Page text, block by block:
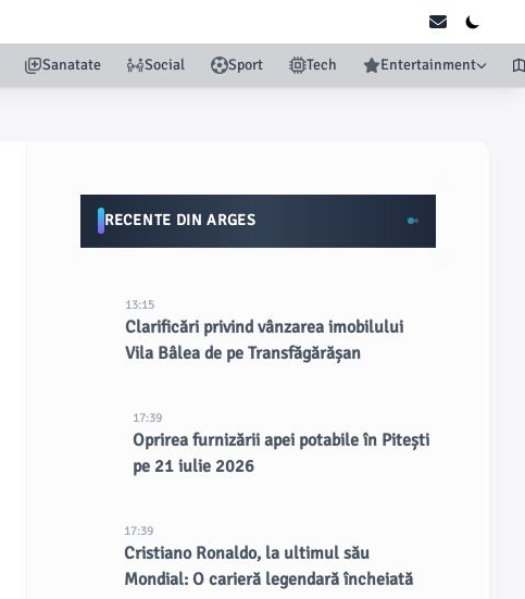
Sanatate Social Sport Tech Entertainment
RECENTE DIN ARGES
13:15
Clarificări privind vânzarea imobilului
Vila Bâlea de pe Transfăgărășan
17:39
Oprirea furnizării apei potabile în Pitești
pe 21 iulie 2026
17:39
Cristiano Ronaldo, la ultimul său
Mondial: O carieră legendară încheiată